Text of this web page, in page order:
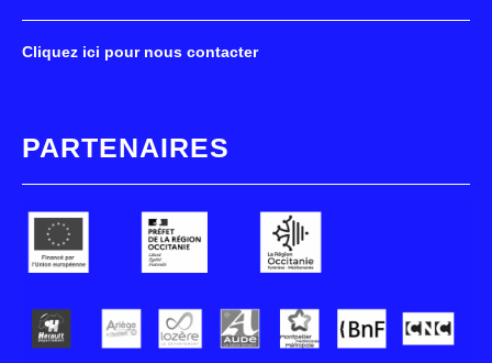
Cliquez ici pour nous contacter
PARTENAIRES